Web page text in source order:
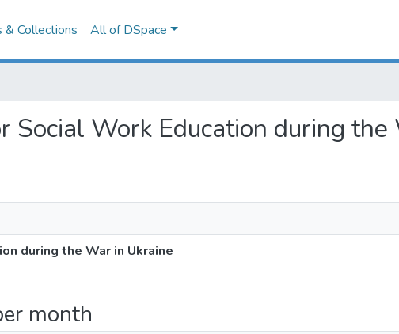
& Collections All of DSpace
Social Work Education during
during the War in Ukraine
month